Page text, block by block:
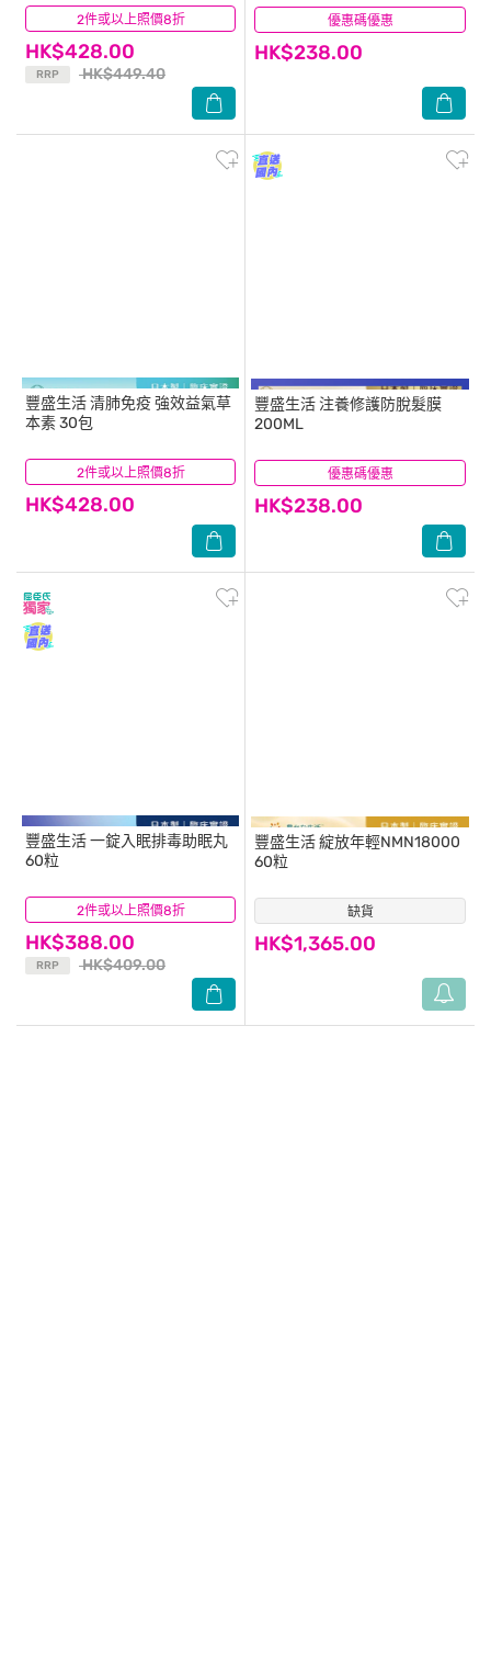
2件或以上照價8折
HK$428.00
RRP HK$449.40
(39) 優惠碼優惠
HK$238.00
(3)
2件或以上照價8折
豐盛生活清肺免疫 強效益氣草
本素 30包​
HK$428.00
(1) 優惠碼優惠
豐盛生活 注養修護防脫髮膜
200ML
HK$238.00
(2)
2件或以上照價8折
豐盛生活一錠入眠排毒助眠丸
60粒
HK$388.00
RRP HK$409.00
(21) 缺貨
豐盛生活綻放年輕NMN18000
60粒
HK$1,365.00
(5)